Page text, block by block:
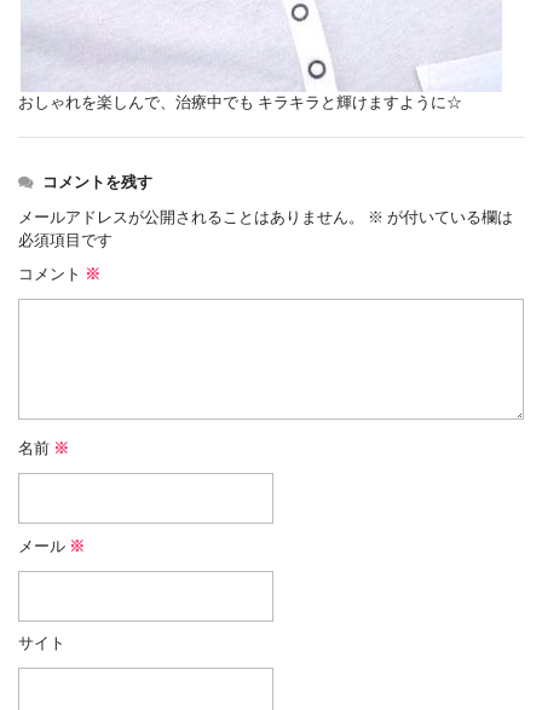
おしゃれを楽しんで、治療中でも キラキラと輝けますように☆
コメントを残す
メールアドレスが公開されることはありません。 ※ が付いている欄は
必須項目です
コメント ※
名前 ※
メール ※
サイト